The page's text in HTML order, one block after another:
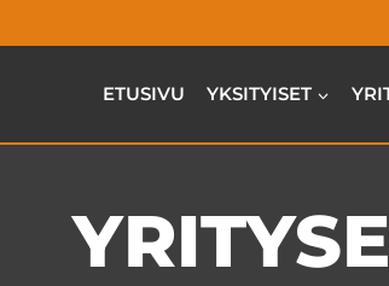
ETUSIVU YKSITYISET